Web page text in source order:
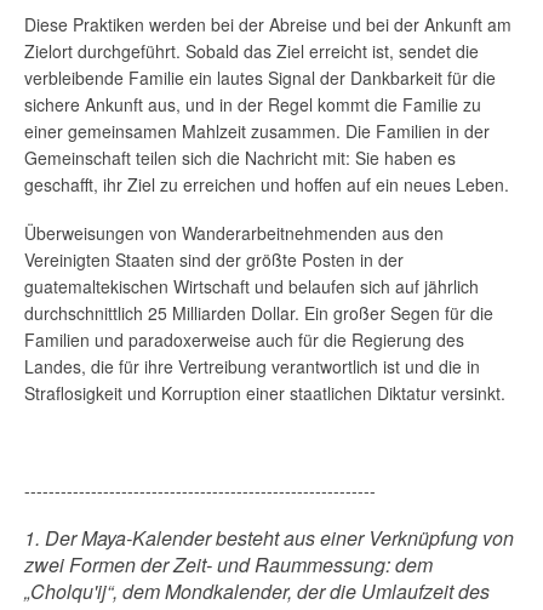
Diese Praktiken werden bei der Abreise und bei der Ankunft am
Zielort durchgeführt. Sobald das Ziel erreicht ist, sendet die
verbleibende Familie ein lautes Signal der Dankbarkeit für die
sichere Ankunft aus, und in der Regel kommt die Familie zu
einer gemeinsamen Mahlzeit zusammen. Die Familien in der
Gemeinschaft teilen sich die Nachricht mit: Sie haben es
geschafft, ihr Ziel zu erreichen und hoffen auf ein neues Leben.
Überweisungen von Wanderarbeitnehmenden aus den
Vereinigten Staaten sind der größte Posten in der
guatemaltekischen Wirtschaft und belaufen sich auf jährlich
durchschnittlich 25 Milliarden Dollar. Ein großer Segen für die
Familien und paradoxerweise auch für die Regierung des
Landes, die für ihre Vertreibung verantwortlich ist und die in
Straflosigkeit und Korruption einer staatlichen Diktatur versinkt.
----------------------------------------------------------
1. Der Maya-Kalender besteht aus einer Verknüpfung von
zwei Formen der Zeit- und Raummessung: dem
„Cholqu'ij“, dem Mondkalender, der die Umlaufzeit des